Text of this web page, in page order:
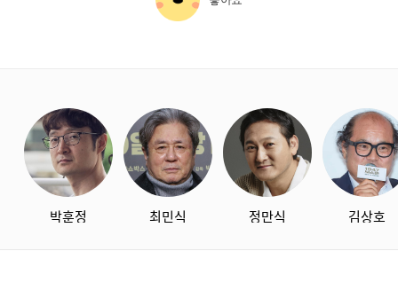
박훈정 최민식 정만식 김상호